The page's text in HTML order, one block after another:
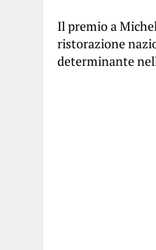
Il premio a
ristorazione
determinante